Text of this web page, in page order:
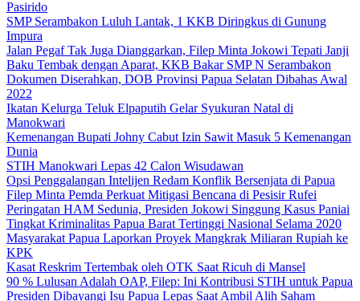
Pasirido
SMP Serambakon Luluh Lantak, 1 KKB Diringkus di Gunung
Impura
Jalan Pegaf Tak Juga Dianggarkan, Filep Minta Jokowi Tepati Janji
Baku Tembak dengan Aparat, KKB Bakar SMP N Serambakon
Dokumen Diserahkan, DOB Provinsi Papua Selatan Dibahas Awal
2022
Ikatan Kelurga Teluk Elpaputih Gelar Syukuran Natal di
Manokwari
Kemenangan Bupati Johny Cabut Izin Sawit Masuk 5 Kemenangan
Dunia
STIH Manokwari Lepas 42 Calon Wisudawan
Opsi Penggalangan Intelijen Redam Konflik Bersenjata di Papua
Filep Minta Pemda Perkuat Mitigasi Bencana di Pesisir Rufei
Peringatan HAM Sedunia, Presiden Jokowi Singgung Kasus Paniai
Tingkat Kriminalitas Papua Barat Tertinggi Nasional Selama 2020
Masyarakat Papua Laporkan Proyek Mangkrak Miliaran Rupiah ke
KPK
Kasat Reskrim Tertembak oleh OTK Saat Ricuh di Mansel
90 % Lulusan Adalah OAP, Filep: Ini Kontribusi STIH untuk Papua
Presiden Dibayangi Isu Papua Lepas Saat Ambil Alih Saham